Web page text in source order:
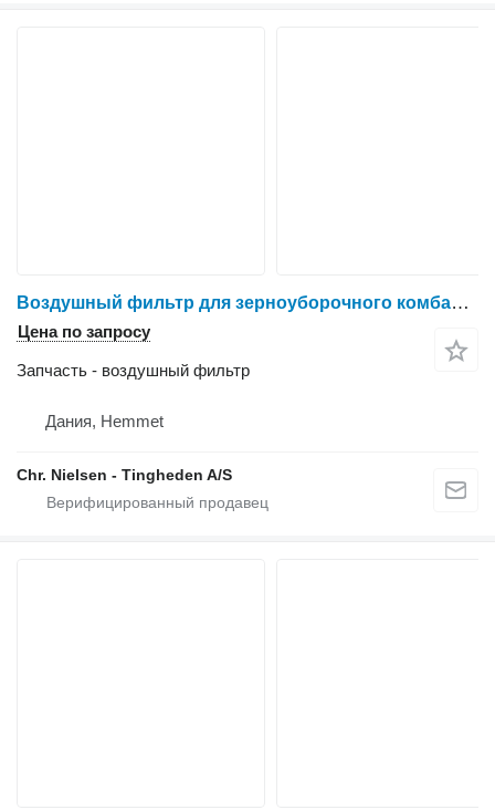
Воздушный фильтр для зерноуборочного комбайна Dronningborg D1650
Цена по запросу
Запчасть - воздушный фильтр
Дания, Hemmet
Chr. Nielsen - Tingheden A/S